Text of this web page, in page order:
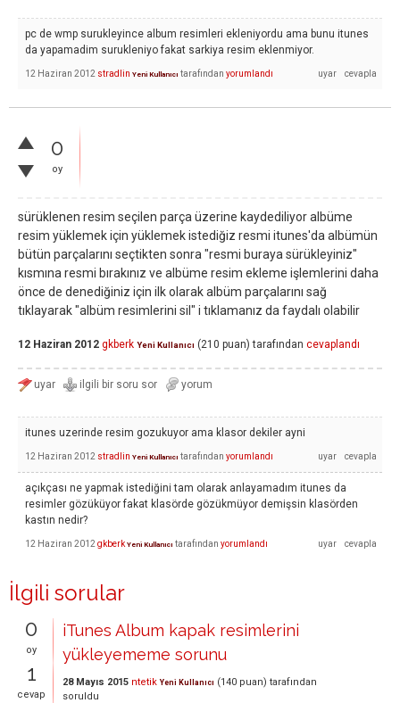
pc de wmp surukleyince album resimleri ekleniyordu ama bunu itunes
da yapamadim surukleniyo fakat sarkiya resim eklenmiyor.
12 Haziran 2012 stradlin Yeni Kullanıcı tarafından yorumlandı
0
oy
sürüklenen resim seçilen parça üzerine kaydediliyor albüme
resim yüklemek için yüklemek istediğiz resmi itunes'da albümün
bütün parçalarını seçtikten sonra "resmi buraya sürükleyiniz"
kısmına resmi bırakınız ve albüme resim ekleme işlemlerini daha
önce de denediğiniz için ilk olarak albüm parçalarını sağ
tıklayarak "albüm resimlerini sil" i tıklamanız da faydalı olabilir
12 Haziran 2012 gkberk Yeni Kullanıcı (210 puan) tarafından cevaplandı
itunes uzerinde resim gozukuyor ama klasor dekiler ayni
12 Haziran 2012 stradlin Yeni Kullanıcı tarafından yorumlandı
açıkçası ne yapmak istediğini tam olarak anlayamadım itunes da
resimler gözüküyor fakat klasörde gözükmüyor demişsin klasörden
kastın nedir?
12 Haziran 2012 gkberk Yeni Kullanıcı tarafından yorumlandı
İlgili sorular
0
oy
1
cevap
iTunes Album kapak resimlerini
yükleyememe sorunu
28 Mayıs 2015 ntetik Yeni Kullanıcı (140 puan) tarafından
soruldu